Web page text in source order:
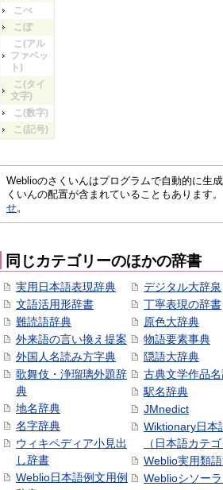
こぺ
こぽ
こ(アル
ファベッ
ト)
こ(タイ
文字)
こ(数字)
こ(記号)
Weblioのさくいんはプログラムで自動的に生
くいんの配置が含まれていることもあります
せ。
同じカテゴリーのほかの辞書
実用日本語表現辞典
文語活用形辞書
難読語辞典
外来語の言い換え提案
外国人名読み方字典
歌舞伎・浄瑠璃外題辞
典
地名辞典
名字辞典
ウィキペディア小見出
し辞書
Weblio日本語例文用例
デジタル大辞泉
丁寧表現の辞書
原色大辞典
物語要素事典
隠語大辞典
古典文学作品
駅名辞典
JMnedict
Wiktionary日本
（日本語カテ
Weblio実用類
Weblioシソー